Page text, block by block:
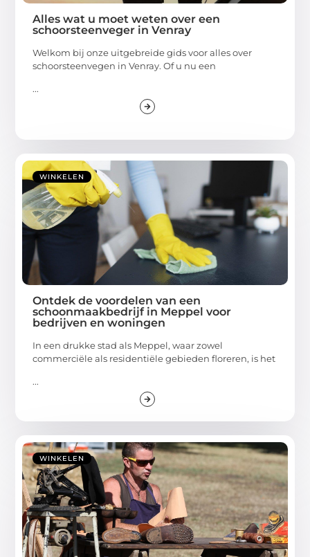
Alles wat u moet weten over een
schoorsteenveger in Venray
Welkom bij onze uitgebreide gids voor alles over
schoorsteenvegen in Venray. Of u nu een
...
WINKELEN
Ontdek de voordelen van een
schoonmaakbedrijf in Meppel voor
bedrijven en woningen
In een drukke stad als Meppel, waar zowel
commerciële als residentiële gebieden floreren, is het
...
WINKELEN